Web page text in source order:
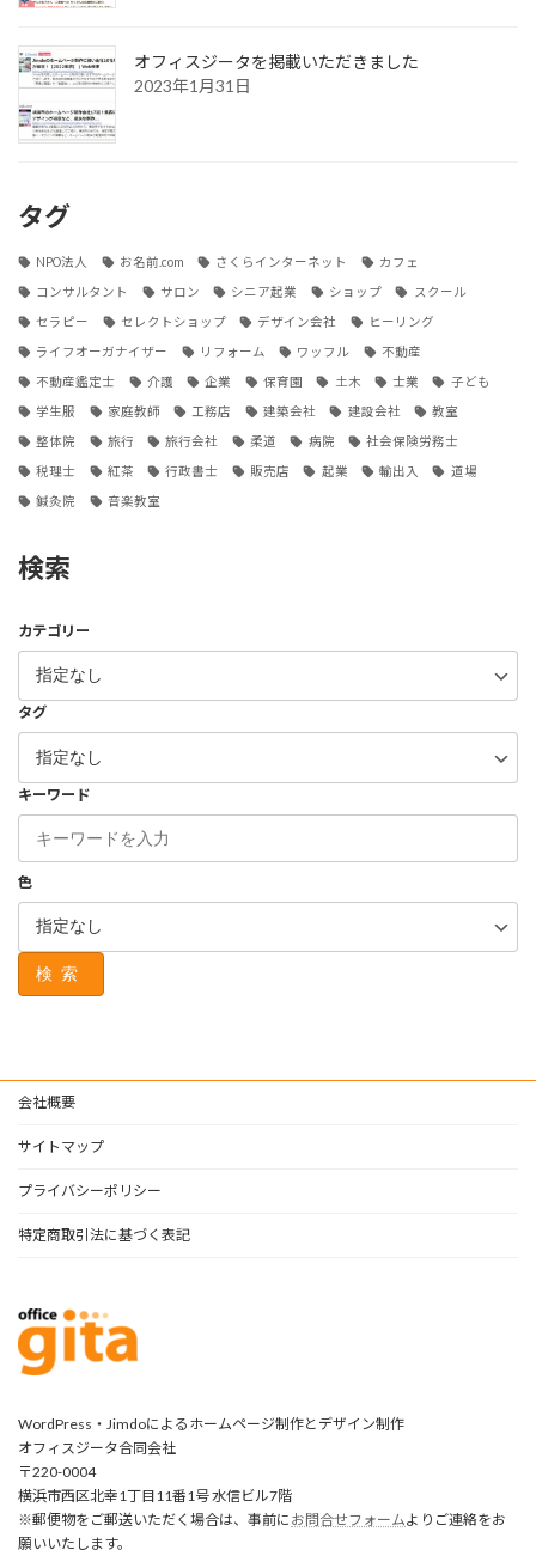
オフィスジータを掲載いただきました
2023年1月31日
タグ
NPO法人 お名前.com さくらインターネット カフェ
コンサルタント サロン シニア起業 ショップ スクール
セラピー セレクトショップ デザイン会社 ヒーリング
ライフオーガナイザー リフォーム ワッフル 不動産
不動産鑑定士 介護 企業 保育園 土木 士業 子ども
学生服 家庭教師 工務店 建築会社 建設会社 教室
整体院 旅行 旅行会社 柔道 病院 社会保険労務士
税理士 紅茶 行政書士 販売店 起業 輸出入 道場
鍼灸院 音楽教室
検索
カテゴリー
タグ
キーワード
色
検索
会社概要
サイトマップ
プライバシーポリシー
特定商取引法に基づく表記
WordPress・Jimdoによるホームページ制作とデザイン制作
オフィスジータ合同会社
〒220-0004
横浜市西区北幸1丁目11番1号 水信ビル7階
※郵便物をご郵送いただく場合は、事前に お問合せフォームよりご連絡をお
願いいたします。